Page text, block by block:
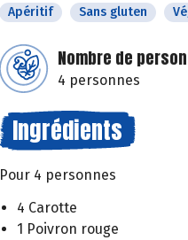
Apéritif Sans gluten
Nombre de
4 personnes
Ingrédients
Pour 4 personnes
4 Carotte
1 Poivron rouge